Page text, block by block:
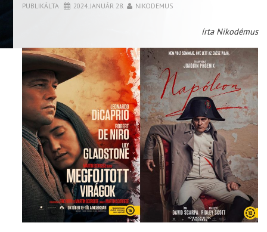
PUBLIKÁLTA 2024. JANUÁR 28. NIKODEMUS
írta Nikodémus